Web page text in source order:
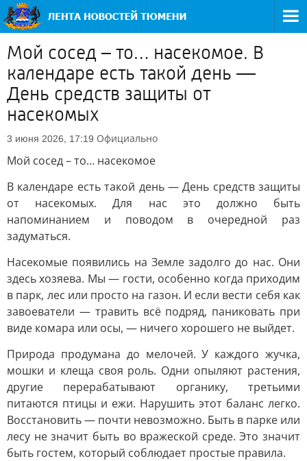
Мой сосед – то… насекомое. В
календаре есть такой день —
День средств защиты от
насекомых
3 июня 2026, 17:19 Официально
Мой сосед – то… насекомое
В календаре есть такой день — День средств защиты
от насекомых. Для нас это должно быть
напоминанием и поводом в очередной раз
задуматься.
Насекомые появились на Земле задолго до нас. Они
здесь хозяева. Мы — гости, особенно когда приходим
в парк, лес или просто на газон. И если вести себя как
завоеватели — травить всё подряд, паниковать при
виде комара или осы, — ничего хорошего не выйдет.
Природа продумана до мелочей. У каждого жучка,
мошки и клеща своя роль. Одни опыляют растения,
другие перерабатывают органику, третьими
питаются птицы и ежи. Нарушить этот баланс легко.
Восстановить — почти невозможно. Быть в парке или
лесу не значит быть во вражеской среде. Это значит
быть гостем, который соблюдает простые правила.